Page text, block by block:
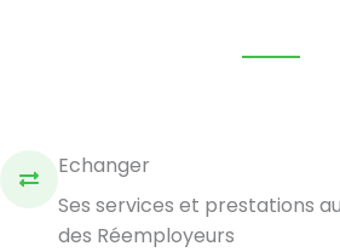
Echanger
Ses services et prestations
des Réemployeurs